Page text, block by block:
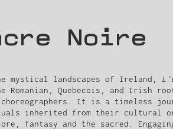
Noire
mystical landscapes of Ireland,
Romanian, Quebecois, and Irish
choreographers. It is a timeless
inherited from their cultural
fantasy and the sacred.